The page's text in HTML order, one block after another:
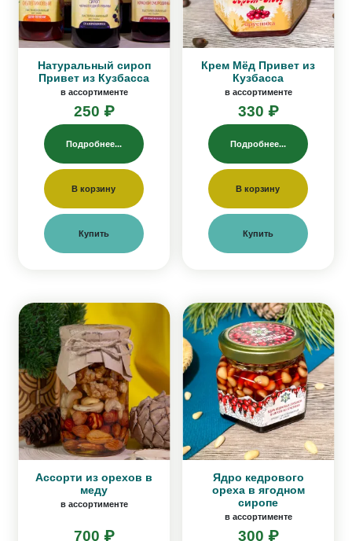
Натуральный сироп
Привет из Кузбасса
в ассортименте
250 ₽
Подробнее...
В корзину
Купить
Крем Мёд Привет из
Кузбасса
в ассортименте
330 ₽
Подробнее...
В корзину
Купить
Ассорти из орехов в
меду
в ассортименте
700 ₽
Ядро кедрового
ореха в ягодном
сиропе
в ассортименте
300 ₽